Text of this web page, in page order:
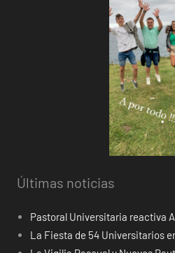
Últimas noticias
Pastoral Universitaria reactiva
La Fiesta de 54 Universitarios